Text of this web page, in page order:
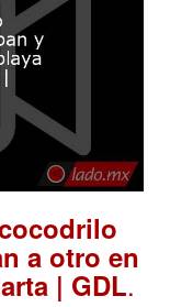
a otro en
| GDL.